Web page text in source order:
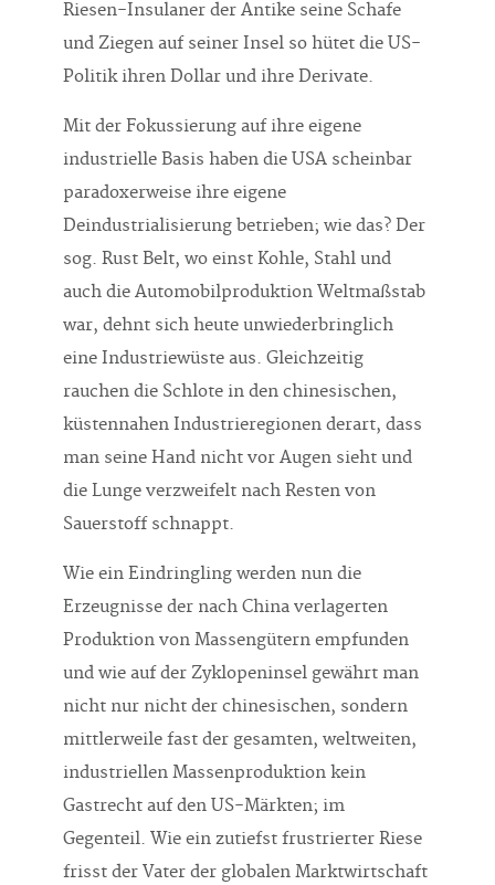
Riesen-Insulaner der Antike seine Schafe
und Ziegen auf seiner Insel so hütet die US-
Politik ihren Dollar und ihre Derivate.
Mit der Fokussierung auf ihre eigene
industrielle Basis haben die USA scheinbar
paradoxerweise ihre eigene
Deindustrialisierung betrieben; wie das? Der
sog. Rust Belt, wo einst Kohle, Stahl und
auch die Automobilproduktion Weltmaßstab
war, dehnt sich heute unwiederbringlich
eine Industriewüste aus. Gleichzeitig
rauchen die Schlote in den chinesischen,
küstennahen Industrieregionen derart, dass
man seine Hand nicht vor Augen sieht und
die Lunge verzweifelt nach Resten von
Sauerstoff schnappt.
Wie ein Eindringling werden nun die
Erzeugnisse der nach China verlagerten
Produktion von Massengütern empfunden
und wie auf der Zyklopeninsel gewährt man
nicht nur nicht der chinesischen, sondern
mittlerweile fast der gesamten, weltweiten,
industriellen Massenproduktion kein
Gastrecht auf den US-Märkten; im
Gegenteil. Wie ein zutiefst frustrierter Riese
frisst der Vater der globalen Marktwirtschaft